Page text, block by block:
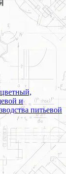
и
питьевой